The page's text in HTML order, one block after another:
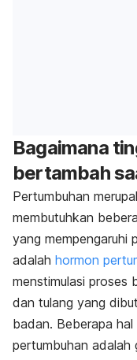
Bagaimana
bertambah
Pertumbuhan
membutuhkan
yang mempengaruhi
adalah hormon
menstimulasi proses
dan tulang yang
badan. Beberapa
pertumbuhan adalah